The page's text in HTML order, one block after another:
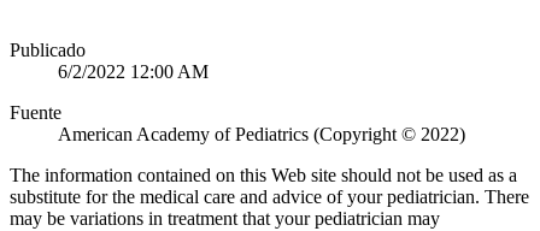
Publicado
6/2/2022 12:00 AM
Fuente
American Academy of Pediatrics (Copyright © 2022)
The information contained on this Web site should not be used as a
substitute for the medical care and advice of your pediatrician. There
may be variations in treatment that your pediatrician may